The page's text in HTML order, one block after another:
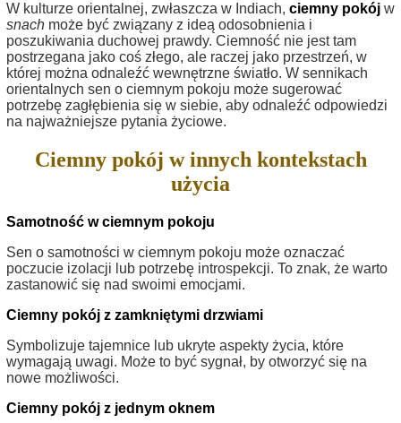
W kulturze orientalnej, zwłaszcza w Indiach, ciemny pokój w
snach może być związany z ideą odosobnienia i
poszukiwania duchowej prawdy. Ciemność nie jest tam
postrzegana jako coś złego, ale raczej jako przestrzeń, w
której można odnaleźć wewnętrzne światło. W sennikach
orientalnych sen o ciemnym pokoju może sugerować
potrzebę zagłębienia się w siebie, aby odnaleźć odpowiedzi
na najważniejsze pytania życiowe.
Ciemny pokój w innych kontekstach
użycia
Samotność w ciemnym pokoju
Sen o samotności w ciemnym pokoju może oznaczać
poczucie izolacji lub potrzebę introspekcji. To znak, że warto
zastanowić się nad swoimi emocjami.
Ciemny pokój z zamkniętymi drzwiami
Symbolizuje tajemnice lub ukryte aspekty życia, które
wymagają uwagi. Może to być sygnał, by otworzyć się na
nowe możliwości.
Ciemny pokój z jednym oknem